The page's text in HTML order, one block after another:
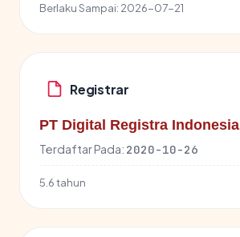
Berlaku Sampai: 2026-07-21
Registrar
PT Digital Registra Indonesia
Terdaftar Pada: 2020-10-26
5.6 tahun